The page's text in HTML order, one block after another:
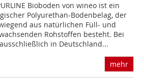
Bioboden von wineo ist ein
Polyurethan-Bodenbelag, der
aus natürlichen Füll- und
Rohstoffen besteht. Bei
in Deutschland...
mehr